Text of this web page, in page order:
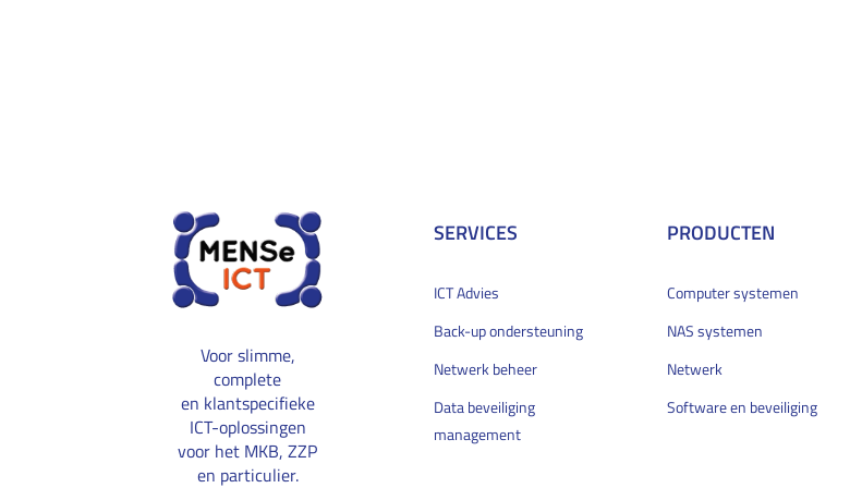
Voor slimme,
complete
en klantspecifieke
ICT-oplossingen
voor het MKB, ZZP
en particulier.
SERVICES
ICT Advies
Back-up ondersteuning
Netwerk beheer
Data beveiliging
management
PRODUCTEN
Computer systemen
NAS systemen
Netwerk
Software en beveiliging